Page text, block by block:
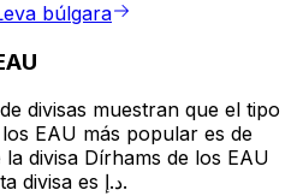
búlgara
divisas muestran que el tipo
EAU más popular es de
divisa Dírhams de los EAU
es AED. El símbolo de esta divisa es د.إ.